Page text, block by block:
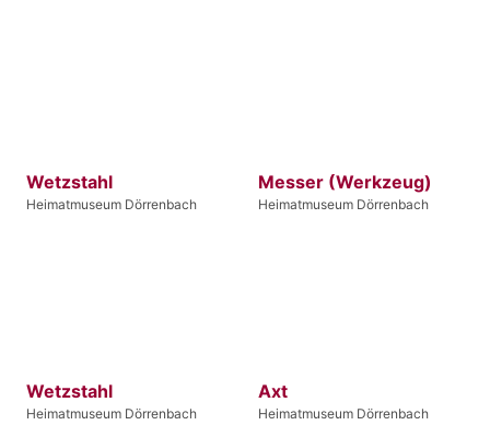
Wetzstahl
Heimatmuseum Dörrenbach
Messer (Werkzeug)
Heimatmuseum Dörrenbach
Wetzstahl
Heimatmuseum Dörrenbach
Axt
Heimatmuseum Dörrenbach